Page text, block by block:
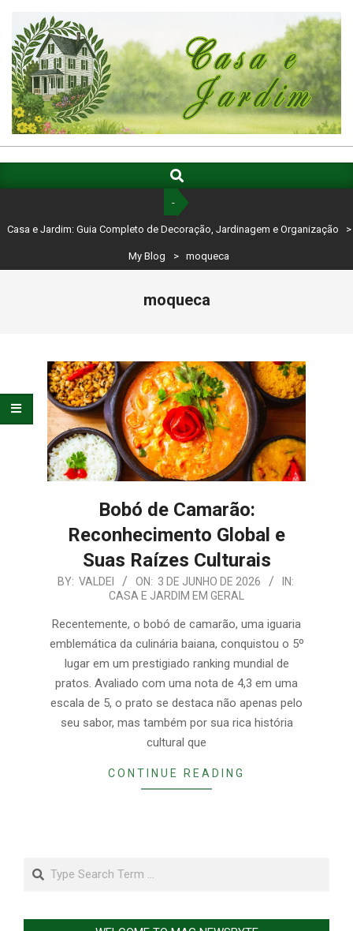
content
CASA
E
GUIA
COMPLETO
DECORAÇÃO,
ORGANIZAÇÃO
Navigation
Search
-
Casa e Jardim: Guia Completo de Decoração, Jardinagem e Organização >
My Blog > moqueca
moqueca
Bobó de Camarão:
Reconhecimento Global e
Suas Raízes Culturais
2026-
03
BY: VALDEI ON: 3 DE JUNHO DE 2026
IN:
CASA E JARDIM EM GERAL
Recentemente, o bobó de camarão, uma iguaria
emblemática da culinária baiana, conquistou o 5º
lugar em um prestigiado ranking mundial de
pratos. Avaliado com uma nota de 4,3 em uma
escala de 5, o prato se destaca não apenas pelo
seu sabor, mas também por sua rica história
cultural que
CONTINUE READING
Search